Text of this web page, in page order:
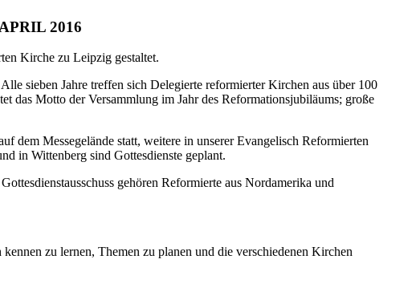
2016
Kirche zu Leipzig gestaltet.
Alle sieben Jahre treffen sich Delegierte reformierter Kirchen aus über 100
das Motto der Versammlung im Jahr des Reformationsjubiläums; große
dem Messegelände statt, weitere in unserer Evangelisch Reformierten
in Wittenberg sind Gottesdienste geplant.
gehören Reformierte aus Nordamerika und
kennen zu lernen, Themen zu planen und die verschiedenen Kirchen